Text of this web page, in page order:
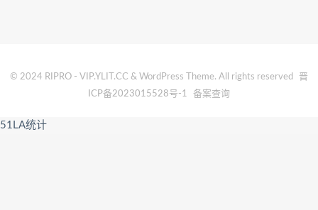
© 2024 RIPRO - VIP.YLIT.CC & WordPress Theme. All rights reserved
晋
ICP备2023015528号-1
备案查询
51LA统计